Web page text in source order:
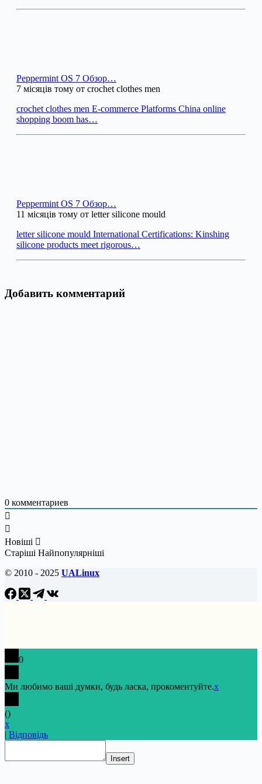
Peppermint OS 7 Обзор…
7 місяців тому от crochet clothes men
crochet clothes men E-commerce Platforms China online
shopping boom has…
Peppermint OS 7 Обзор…
11 місяців тому от letter silicone mould
letter silicone mould International Certifications: Kinshing
silicone products meet rigorous…
Добавить комментарий
0 комментариев
Новіші
Старіші Найпопулярніші
© 2010 - 2025 UALinux
0
Ми любимо ваші думки, будь ласка, прокоментуйте.x
()
x
| Відповідь
Insert